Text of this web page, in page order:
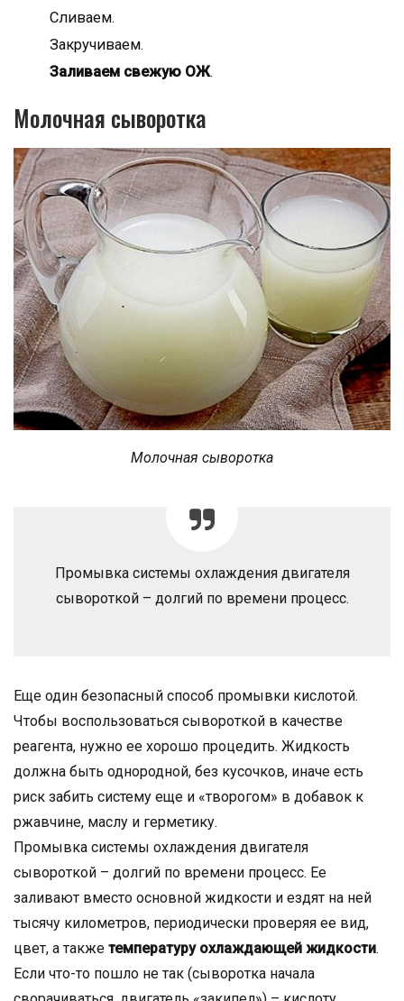
Сливаем.
Закручиваем.
Заливаем свежую ОЖ.
Молочная сыворотка
Молочная сыворотка
Промывка системы охлаждения двигателя
сывороткой – долгий по времени процесс.
Еще один безопасный способ промывки кислотой.
Чтобы воспользоваться сывороткой в качестве
реагента, нужно ее хорошо процедить. Жидкость
должна быть однородной, без кусочков, иначе есть
риск забить систему еще и «творогом» в добавок к
ржавчине, маслу и герметику.
Промывка системы охлаждения двигателя
сывороткой – долгий по времени процесс. Ее
заливают вместо основной жидкости и ездят на ней
тысячу километров, периодически проверяя ее вид,
цвет, а также температуру охлаждающей жидкости.
Если что-то пошло не так (сыворотка начала